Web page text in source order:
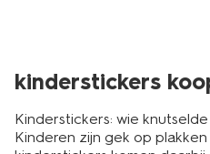
kinderstickers
Kinderstickers: wie
Kinderen zijn gek op